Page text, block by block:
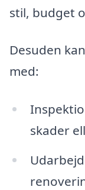
stil, budget
Desuden
med:
skader